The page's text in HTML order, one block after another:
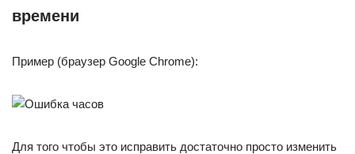
времени
Пример (браузер Google Chrome):
Для того чтобы это исправить достаточно просто изменить